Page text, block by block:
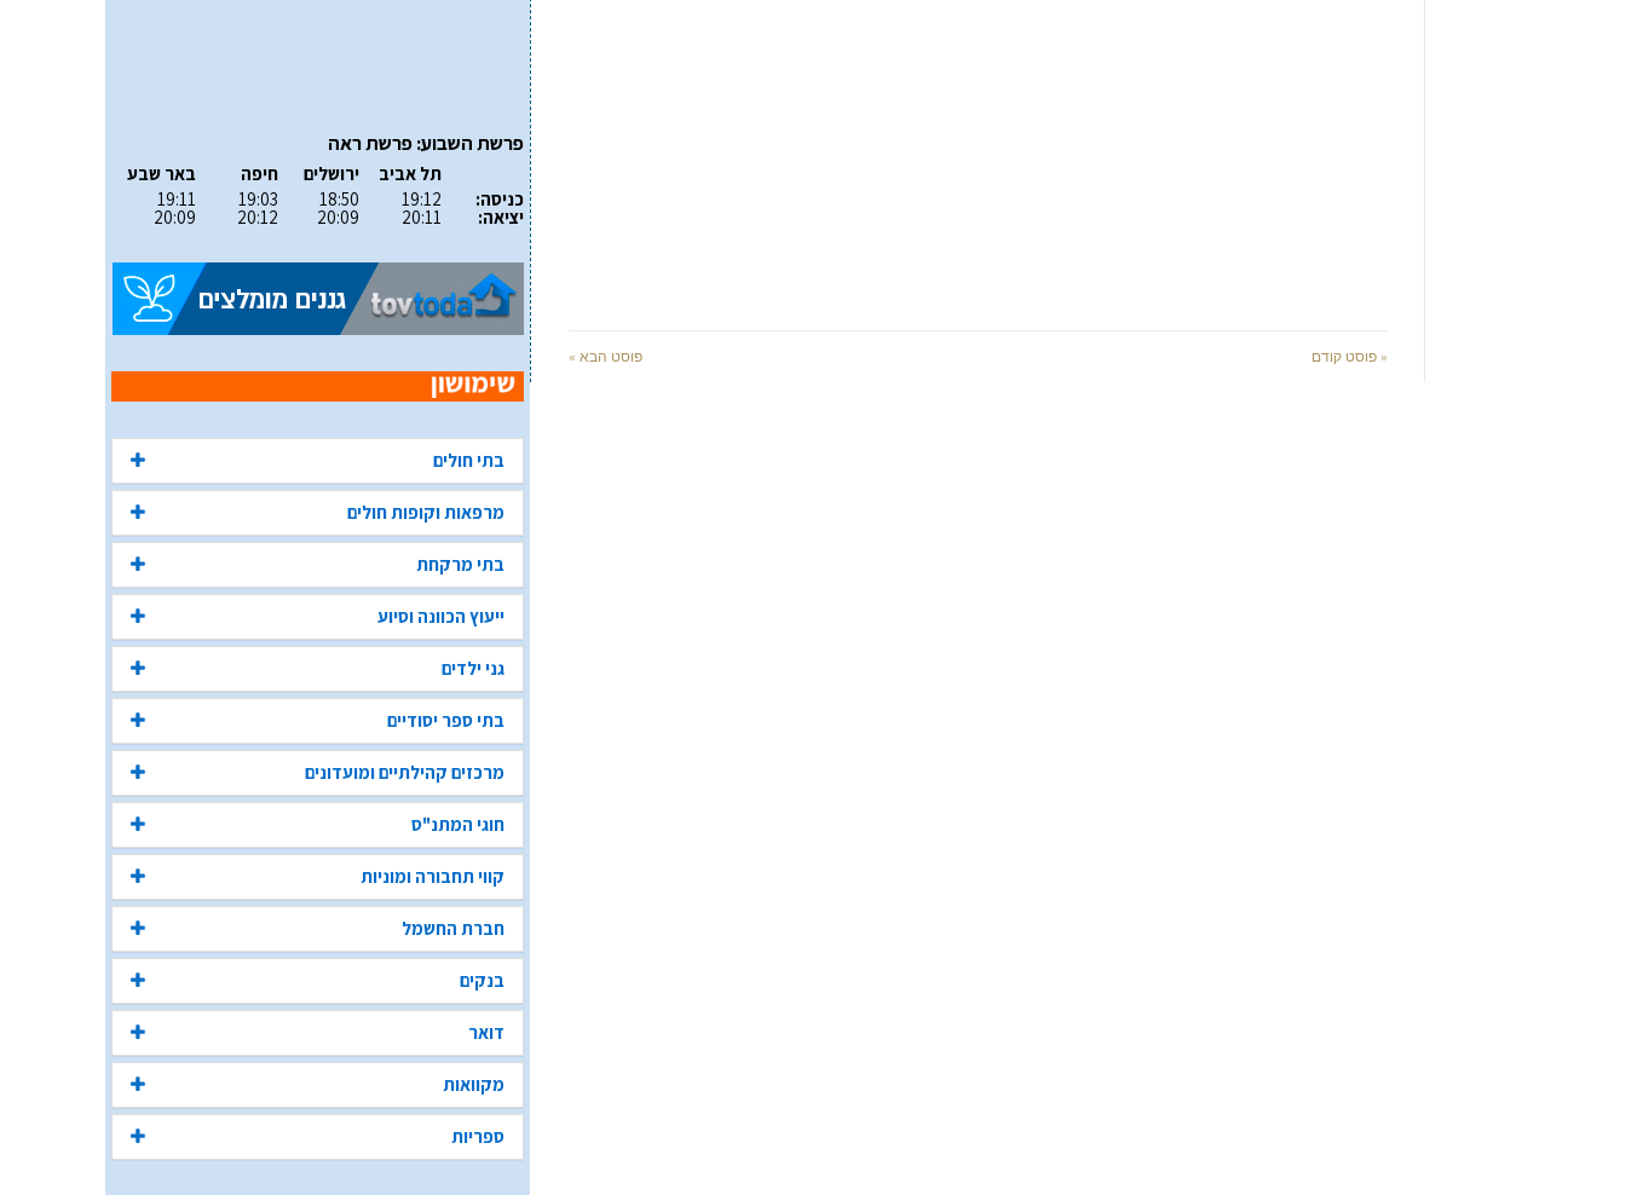
« פוסט קודם פוסט הבא »
פרשת השבוע: פרשת ראה
כניסה:
יציאה:
תל אביב
19:12
20:11
ירושלים
18:50
20:09
חיפה
19:03
20:12
באר שבע
19:11
20:09
בתי חולים
מרפאות וקופות חולים
בתי מרקחת
ייעוץ הכוונה וסיוע
גני ילדים
בתי ספר יסודיים
מרכזים קהילתיים ומועדונים
חוגי המתנ"ס
קווי תחבורה ומוניות
חברת החשמל
בנקים
דואר
מקוואות
ספריות